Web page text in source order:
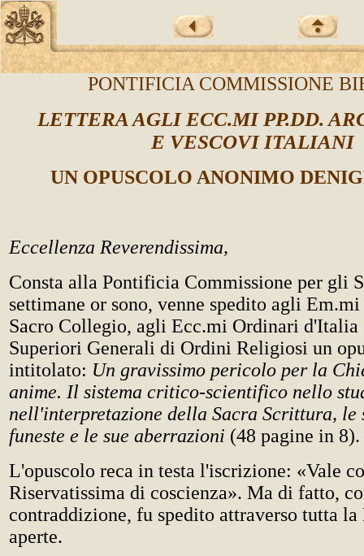
PONTIFICIA COMMISSIONE
LETTERA AGLI ECC.MI PP.DD.
E VESCOVI ITALIANI
UN OPUSCOLO ANONIMO
Eccellenza Reverendissima,
Consta alla Pontificia Commissione per gli
settimane or sono, venne spedito agli
Sacro Collegio, agli Ecc.mi Ordinari d'Italia
Superiori Generali di Ordini Religiosi un
intitolato: Un gravissimo pericolo per la
anime. Il sistema critico-scientifico nello
nell'interpretazione della Sacra Scrittura, le
funeste e le sue aberrazioni (48 pagine in 8).
L'opuscolo reca in testa l'iscrizione: «Vale
Riservatissima di coscienza». Ma di fatto,
contraddizione, fu spedito attraverso tutta la
aperte.